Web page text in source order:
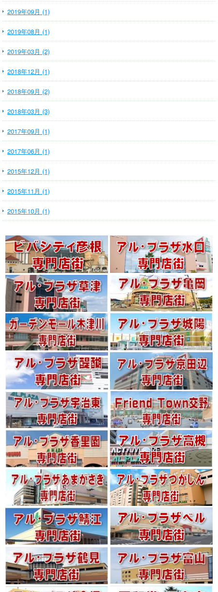
2019年09月 (1)
2019年08月 (1)
2019年03月 (2)
2018年12月 (1)
2018年09月 (2)
2018年03月 (3)
2017年09月 (1)
2017年06月 (1)
2015年12月 (1)
2015年11月 (1)
2015年10月 (1)